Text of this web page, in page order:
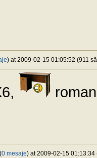
) at 2009-02-15 01:05:52 (911
0 mesaje) at 2009-02-15 01:13:34